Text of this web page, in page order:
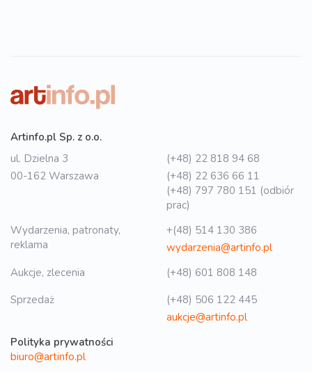
Artinfo.pl Sp. z o.o.
ul. Dzielna 3
00-162 Warszawa
(+48) 22 818 94 68
(+48) 22 636 66 11
(+48) 797 780 151 (odbiór
prac)
Wydarzenia, patronaty,
reklama
+(48) 514 130 386
wydarzenia@artinfo.pl
Aukcje, zlecenia
(+48) 601 808 148
Sprzedaż
(+48) 506 122 445
aukcje@artinfo.pl
Polityka prywatności
biuro@artinfo.pl